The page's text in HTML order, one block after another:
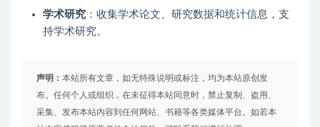
学术研究 ：收集学术论文、研究数据和统计信息，支
持学术研究。
声明： 本站所有文章，如无特殊说明或标注，均为本站原创发
布。任何个人或组织，在未征得本站同意时，禁止复制、盗用、
采集、发布本站内容到任何网站、书籍等各类媒体平台。如若本